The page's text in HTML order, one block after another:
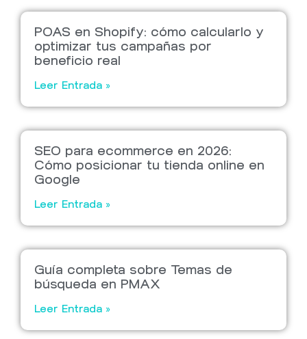
POAS en Shopify: cómo calcularlo y
optimizar tus campañas por
beneficio real
Leer Entrada »
SEO para ecommerce en 2026:
Cómo posicionar tu tienda online en
Google
Leer Entrada »
Guía completa sobre Temas de
búsqueda en PMAX
Leer Entrada »